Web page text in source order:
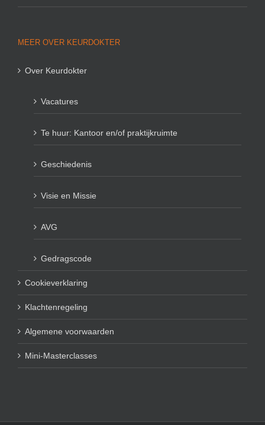
MEER OVER KEURDOKTER
Over Keurdokter
Vacatures
Te huur: Kantoor en/of praktijkruimte
Geschiedenis
Visie en Missie
AVG
Gedragscode
Cookieverklaring
Klachtenregeling
Algemene voorwaarden
Mini-Masterclasses